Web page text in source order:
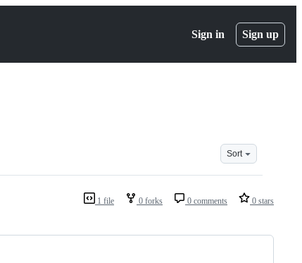
Sign in Sign up
Sort
1 file 0 forks 0 comments 0 stars